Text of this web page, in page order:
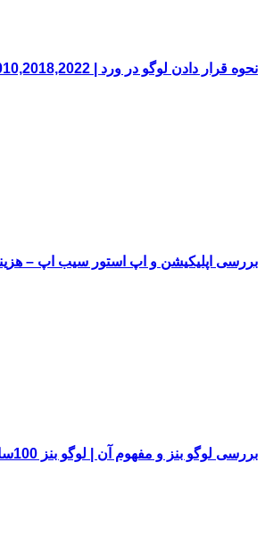
نحوه قرار دادن لوگو در ورد | word 2010,2018,2022
بررسی اپلیکیشن و اپ استور سیب اپ –
بررسی لوگو بنز و مفهوم آن | لوگو بنز 100سال پیش چه بود و چه شد!